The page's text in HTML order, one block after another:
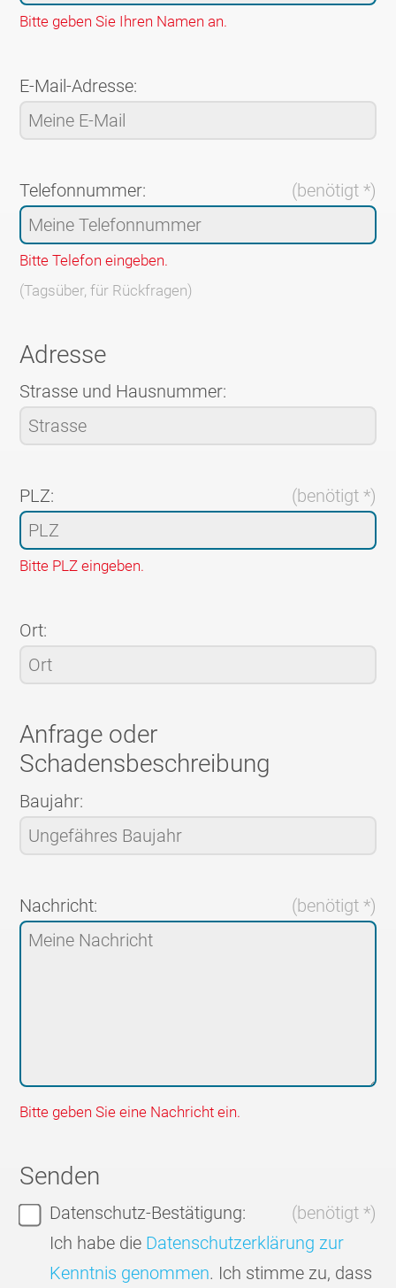
Bitte geben Sie Ihren Namen an.
E-Mail-Adresse:
Telefonnummer: (benötigt *)
Bitte Telefon eingeben.
(Tagsüber, für Rückfragen)
Adresse
Strasse und Hausnummer:
PLZ: (benötigt *)
Bitte PLZ eingeben.
Ort:
Anfrage oder
Schadensbeschreibung
Baujahr:
Nachricht: (benötigt *)
Bitte geben Sie eine Nachricht ein.
Senden
Datenschutz-Bestätigung:
(benötigt *)
Ich habe die Datenschutzerklärung zur
Kenntnis genommen. Ich stimme zu, dass